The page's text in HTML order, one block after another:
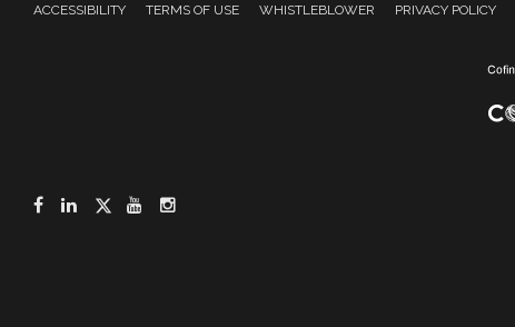
ACCESSIBILITY TERMS OF USE WHISTLEBLOWER PRIVACY POLICY
Facebook
LinkedIn
Twitter
YouTube